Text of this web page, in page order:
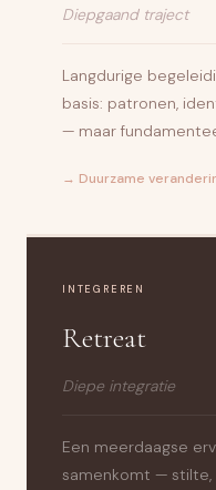
Diepgaand traject
Langdurige
basis: patronen,
— maar
→ Duurzame
INTEGREREN
Retreat
Diepe integratie
Een meerdaagse
samenkomt — stilte,